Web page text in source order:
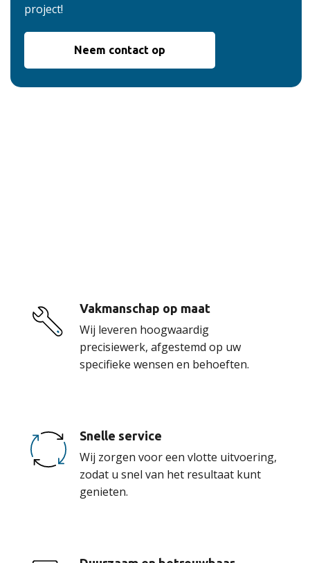
project!
Neem contact op
Vakmanschap op maat
Wij leveren hoogwaardig
precisiewerk, afgestemd op uw
specifieke wensen en behoeften.
Snelle service
Wij zorgen voor een vlotte uitvoering,
zodat u snel van het resultaat kunt
genieten.